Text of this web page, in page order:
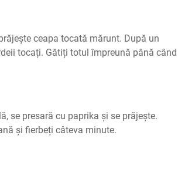
ceapa tocată mărunt. După un
tocați. Gătiți totul împreună până când
se presară cu paprika și se prăjește.
și fierbeți câteva minute.